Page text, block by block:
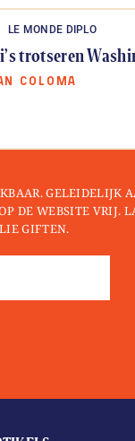
LE MONDE DIPLO
trotseren
COLOMA
GELEIDELIJK
DE WEBSITE VRIJ.
GIFTEN.